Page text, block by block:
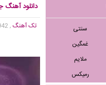
سنتی
غمگین
ملایم
رمیکس
دانلود آهنگ
تک آهنگ, 3,942 بازدید